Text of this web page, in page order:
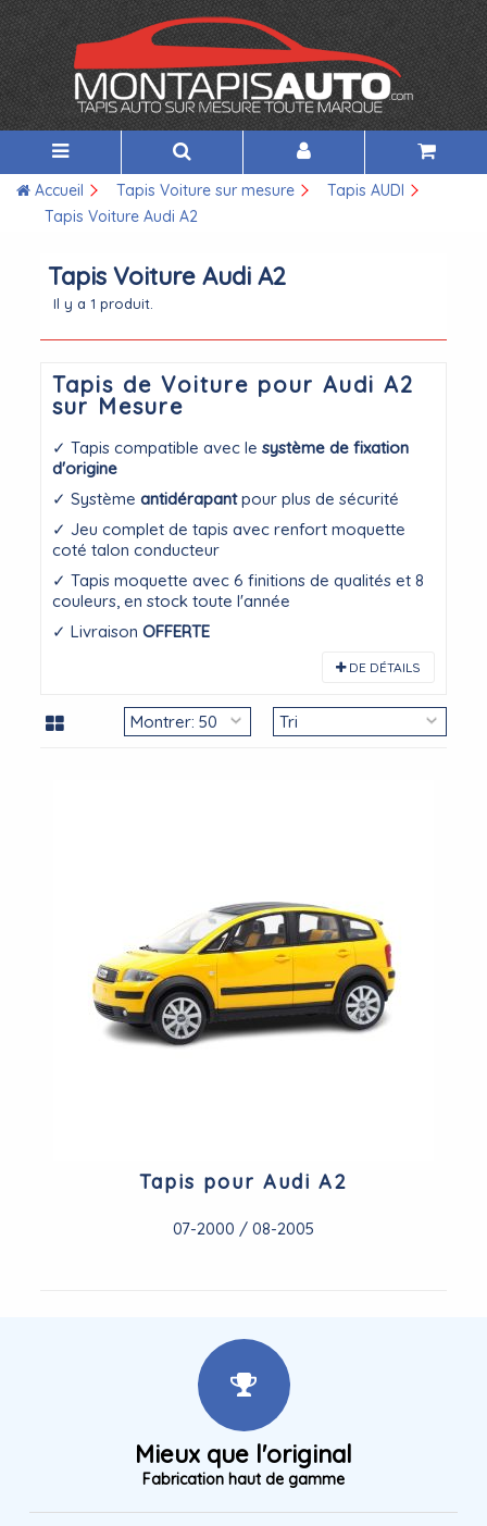
Accueil Tapis Voiture sur mesure
Tapis AUDI
Tapis Voiture Audi A2
Tapis Voiture Audi A2
Il y a 1 produit.
Tapis de Voiture pour Audi A2
sur Mesure
✓ Tapis compatible avec lesystème de fixation
d'origine
✓ Systèmeantidérapantpour plus de sécurité
✓ Jeu complet de tapis avec renfort moquette
coté talon conducteur
✓ Tapis moquette avec 6 finitions de qualités et 8
couleurs, en stock toute l'année
✓ LivraisonOFFERTE
DE DÉTAILS
Tapis pour Audi A2
07-2000 / 08-2005
Mieux que l'original
Fabrication haut de gamme